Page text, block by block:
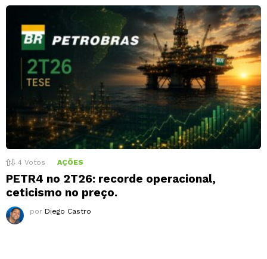
4 Votos AÇÕES
PETR4 no 2T26: recorde operacional,
ceticismo no preço.
por Diego Castro